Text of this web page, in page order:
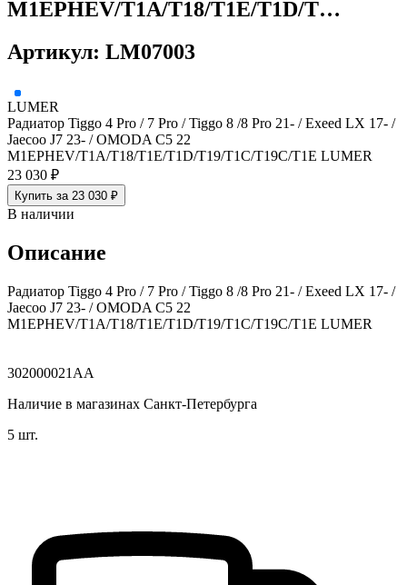
M1EPHEV/T1A/T18/T1E/T1D/T…
Артикул: LM07003
LUMER
Радиатор Tiggo 4 Pro / 7 Pro / Tiggo 8 /8 Pro 21- / Exeed LX 17- /
Jaecoo J7 23- / OMODA C5 22
M1EPHEV/T1A/T18/T1E/T1D/T19/T1C/T19C/T1E LUMER
23 030 ₽
Купить за 23 030 ₽
В наличии
Описание
Радиатор Tiggo 4 Pro / 7 Pro / Tiggo 8 /8 Pro 21- / Exeed LX 17- /
Jaecoo J7 23- / OMODA C5 22
M1EPHEV/T1A/T18/T1E/T1D/T19/T1C/T19C/T1E LUMER
302000021AA
Наличие в магазинах Санкт-Петербурга
5 шт.